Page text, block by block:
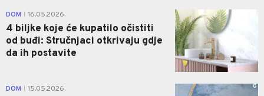
DOM 16.05.2026.
4 biljke koje će kupatilo očistiti
od buđi: Stručnjaci otkrivaju gdje
da ih postavite
DOM 15.05.2026. 0